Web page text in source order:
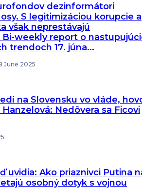
dezinformátori
S legitimizáciou korupcie a
však neprestávajú
Bi-weekly report o
trendoch 17. júna...
June 2025
na Slovensku vo vláde,
Hanzelová: Nedôvera sa Ficovi
uvidia: Ako priaznivci Putina
osobný dotyk s vojnou